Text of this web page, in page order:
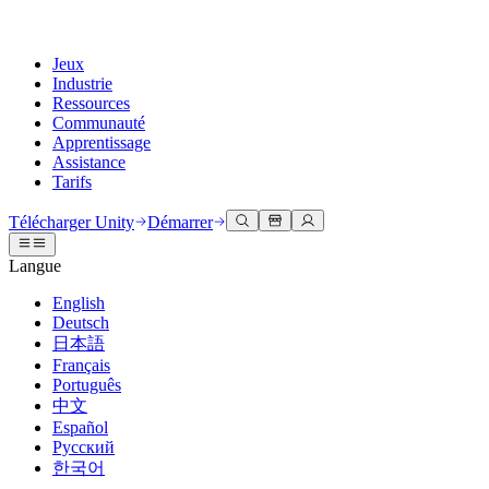
Jeux
Industrie
Ressources
Communauté
Apprentissage
Assistance
Tarifs
Moteur Unity
Créez des jeux 2D et 3D pour n'importe quelle plateforme
Collaboration
Collaborez et itérez rapidement avec votre équipe
Télécharger Unity
Offres et tarifs
Déployez
Multiplateforme
Collaboration 3D
Construisez et révisez des projets 3D en temps réel
Formation immersive
Entraînez-vous dans des environnements immersifs
Expériences client
Créez des expériences interactives 3D
Secteurs
Fabrication
Documentation
Outils de développement
Versions de publication et suivi des problèmes
Feuille de route
Examiner les fonctionnalités à venir
Glossaire
Discussions
Événements
Événements mondiaux et locaux
Histoires de la communauté
Made with Unity
Mise en avant des créateurs Unity
Unity Learn
Maîtrisez les compétences Unity gratuitement
Formation professionnelle
Améliorez votre équipe avec des formateurs Unity
Vous découvrez Unity ?
Démarrer
Démarrez votre apprentissage
Parcours essentiels Unity
Obtenir de l'aide
Vous aider à réussir avec Unity
Plans de succès
Atteignez vos objectifs plus rapidement avec un support expert
FAQ
Réponses aux questions courantes
Contactez-nous.
Connectez-vous avec notre équipe
Télécharger Unity Démarrer
Langue
English
Deutsch
日本語
Français
Português
中文
Español
Русский
한국어